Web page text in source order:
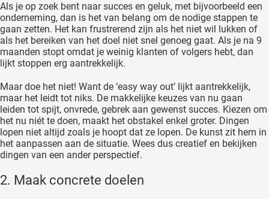
Als je op zoek bent naar succes en geluk, met bijvoorbeeld een
onderneming, dan is het van belang om de nodige stappen te
gaan zetten. Het kan frustrerend zijn als het niet wil lukken of
als het bereiken van het doel niet snel genoeg gaat. Als je na 9
maanden stopt omdat je weinig klanten of volgers hebt, dan
lijkt stoppen erg aantrekkelijk.
Maar doe het niet! Want de ‘easy way out’ lijkt aantrekkelijk,
maar het leidt tot niks. De makkelijke keuzes van nu gaan
leiden tot spijt, onvrede, gebrek aan gewenst succes. Kiezen om
het nu niét te doen, maakt het obstakel enkel groter. Dingen
lopen niet altijd zoals je hoopt dat ze lopen. De kunst zit hem in
het aanpassen aan de situatie. Wees dus creatief en bekijken
dingen van een ander perspectief.
2. Maak concrete doelen